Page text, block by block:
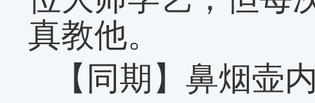
真教他。
【同期】鼻烟壶